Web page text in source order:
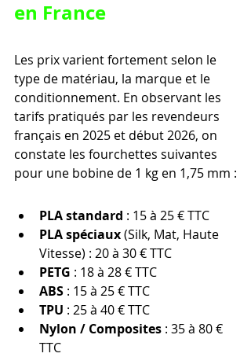
en France
Les prix varient fortement selon le
type de matériau, la marque et le
conditionnement. En observant les
tarifs pratiqués par les revendeurs
français en 2025 et début 2026, on
constate les fourchettes suivantes
pour une bobine de 1 kg en 1,75 mm :
PLA standard : 15 à 25 € TTC
PLA spéciaux (Silk, Mat, Haute
Vitesse) : 20 à 30 € TTC
PETG : 18 à 28 € TTC
ABS : 15 à 25 € TTC
TPU : 25 à 40 € TTC
Nylon / Composites : 35 à 80 €
TTC